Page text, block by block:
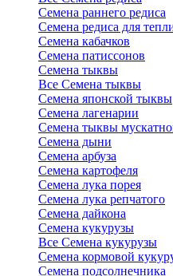
Семена раннего редиса
Семена редиса для
Семена кабачков
Семена патиссонов
Семена тыквы
Все Семена тыквы
Семена японской тыквы
Семена лагенарии
Семена тыквы
Семена дыни
Семена арбуза
Семена картофеля
Семена лука порея
Семена лука репчатого
Семена дайкона
Семена кукурузы
Все Семена кукурузы
Семена кормовой
Семена подсолнечника